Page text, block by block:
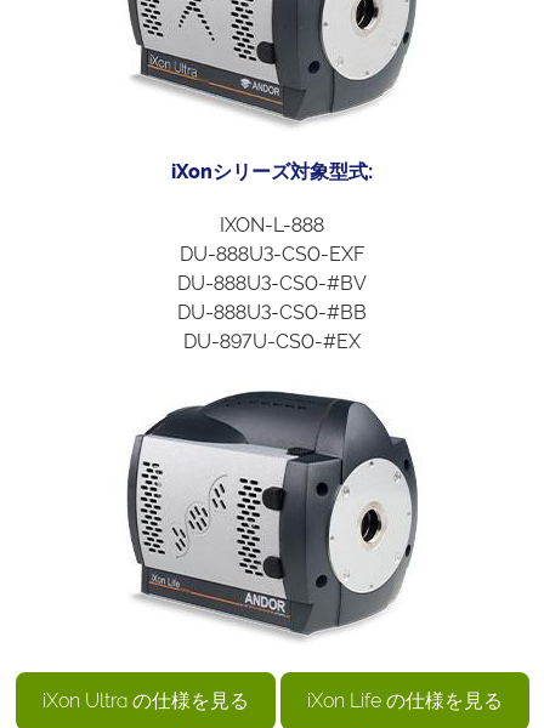
iXonシリーズ対象型式:
IXON-L-888
DU-888U3-CS0-EXF
DU-888U3-CS0-#BV
DU-888U3-CS0-#BB
DU-897U-CS0-#EX
iXon Ultra の仕様を見る iXon Life の仕様を見る